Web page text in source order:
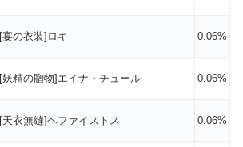
[宴の衣装]ロキ 0.06%
[妖精の贈物]エイナ・チュール 0.06%
[天衣無縫]ヘファイストス 0.06%